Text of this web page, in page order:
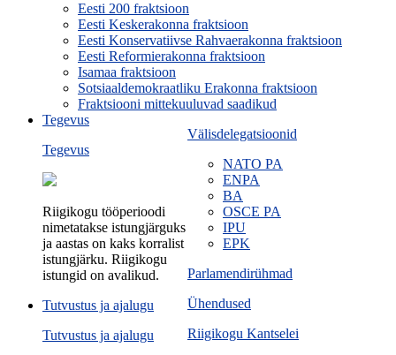
Eesti 200 fraktsioon
Eesti Keskerakonna fraktsioon
Eesti Konservatiivse Rahvaerakonna fraktsioon
Eesti Reformierakonna fraktsioon
Isamaa fraktsioon
Sotsiaaldemokraatliku Erakonna fraktsioon
Fraktsiooni mittekuuluvad saadikud
Välisdelegatsioonid
NATO PA
ENPA
BA
OSCE PA
IPU
EPK
Parlamendirühmad
Ühendused
Riigikogu Kantselei
Tegevus
Tegevus
Riigikogu tööperioodi
nimetatakse istungjärguks
ja aastas on kaks korralist
istungjärku. Riigikogu
istungid on avalikud.
Tutvustus ja ajalugu
Tutvustus ja ajalugu